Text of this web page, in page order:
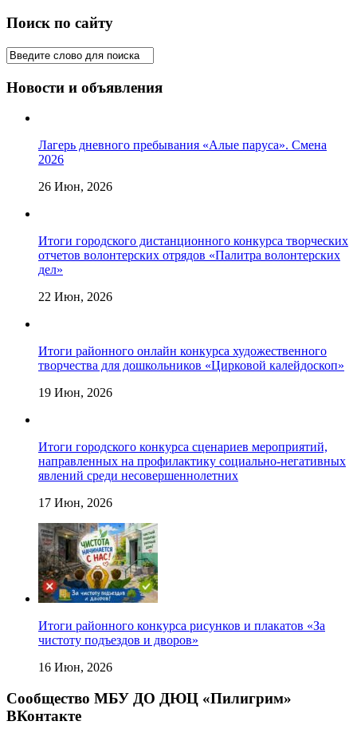
Поиск по сайту
Новости и объявления
Лагерь дневного пребывания «Алые паруса». Смена
2026
26 Июн, 2026
Итоги городского дистанционного конкурса творческих
отчетов волонтерских отрядов «Палитра волонтерских
дел»
22 Июн, 2026
Итоги районного онлайн конкурса художественного
творчества для дошкольников «Цирковой калейдоскоп»
19 Июн, 2026
Итоги городского конкурса сценариев мероприятий,
направленных на профилактику социально-негативных
явлений среди несовершеннолетних
17 Июн, 2026
Итоги районного конкурса рисунков и плакатов «За
чистоту подъездов и дворов»
16 Июн, 2026
Сообщество МБУ ДО ДЮЦ «Пилигрим»
ВКонтакте